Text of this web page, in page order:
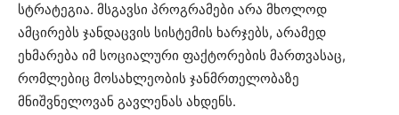
სტრატეგია. მსგავსი პროგრამები არა მხოლოდ
ამცირებს ჯანდაცვის სისტემის ხარჯებს, არამედ
ეხმარება იმ სოციალური ფაქტორების მართვასაც,
რომლებიც მოსახლეობის ჯანმრთელობაზე
მნიშვნელოვან გავლენას ახდენს.